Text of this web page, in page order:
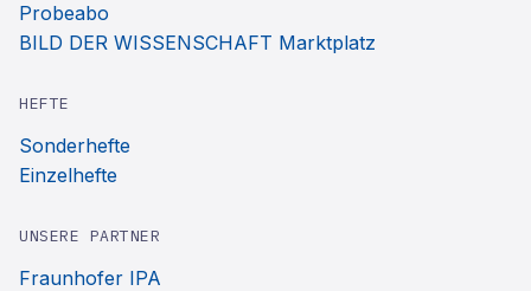
Probeabo
BILD DER WISSENSCHAFT Marktplatz
HEFTE
Sonderhefte
Einzelhefte
UNSERE PARTNER
Fraunhofer IPA